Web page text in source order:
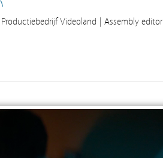
Videoland | Assembly editor |